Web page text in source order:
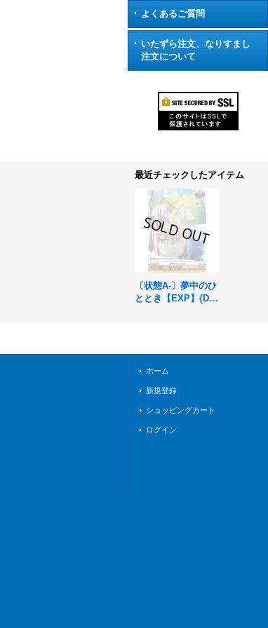
よくあるご質問
いたずら注文、なりすまし
注文について
最近チェックしたアイテム
〔状態A-〕夢中のひ
ととき【EXP】{DZ-
ホーム
新規登録
ショッピングカート
ログイン